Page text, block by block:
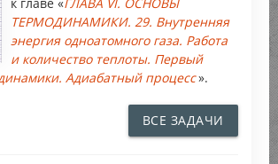
к главе «ГЛАВА VI. ОСНОВЫ
ТЕРМОДИНАМИКИ. 29. Внутренняя
энергия одноатомного газа. Работа
и количество теплоты. Первый
Адиабатный процесс».
ВСЕ ЗАДАЧИ